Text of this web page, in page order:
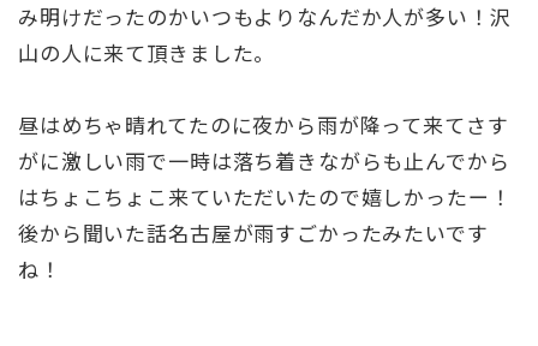
み明けだったのかいつもよりなんだか人が多い！沢
山の人に来て頂きました。
昼はめちゃ晴れてたのに夜から雨が降って来てさす
がに激しい雨で一時は落ち着きながらも止んでから
はちょこちょこ来ていただいたので嬉しかったー！
後から聞いた話名古屋が雨すごかったみたいです
ね！